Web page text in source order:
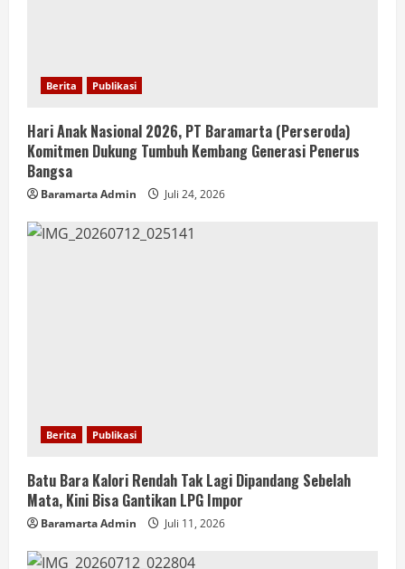
Berita Publikasi
Hari Anak Nasional 2026, PT Baramarta (Perseroda)
Komitmen Dukung Tumbuh Kembang Generasi Penerus
Bangsa
Baramarta Admin Juli 24, 2026
Berita Publikasi
Batu Bara Kalori Rendah Tak Lagi Dipandang Sebelah
Mata, Kini Bisa Gantikan LPG Impor
Baramarta Admin Juli 11, 2026